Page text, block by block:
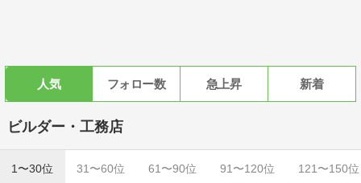
人気 フォロー数 急上昇 新着
ビルダー・工務店
1〜30位 31〜60位 61〜90位 91〜120位 121〜150位